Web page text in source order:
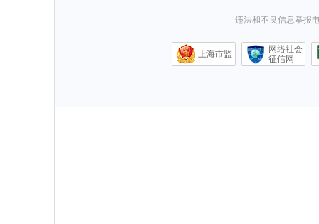
违法和不良信息举报
上海市监
网络社会
征信网